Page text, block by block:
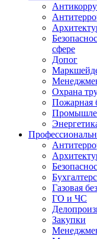
сфере
Допог
Охрана
Пожарная
Газовая
ГО и ЧС
Закупки